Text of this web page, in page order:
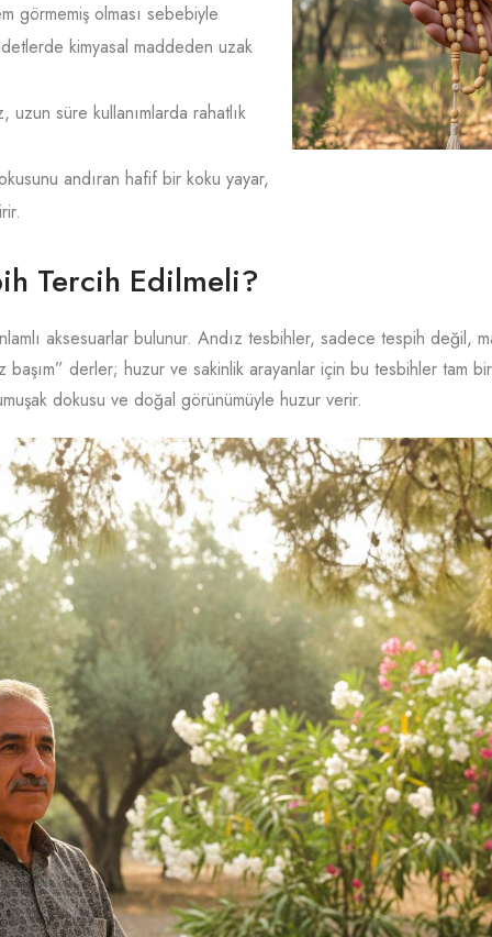
görmemiş olması sebebiyle
kimyasal maddeden uzak
uzun süre kullanımlarda rahatlık
andıran hafif bir koku yayar,
Tercih Edilmeli?
aksesuarlar bulunur. Andız tesbihler, sadece tespih değil,
başım” derler; huzur ve sakinlik arayanlar için bu tesbihler tam
dokusu ve doğal görünümüyle huzur verir.